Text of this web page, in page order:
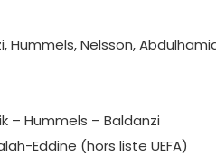
Hummels, Nelsson,
– Hummels – Baldanzi
Eddine (hors liste UEFA)